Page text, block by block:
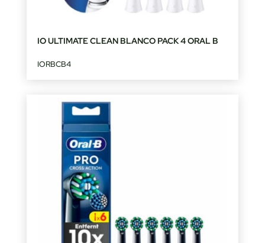
IO ULTIMATE CLEAN BLANCO PACK 4 ORAL B
IORBCB4